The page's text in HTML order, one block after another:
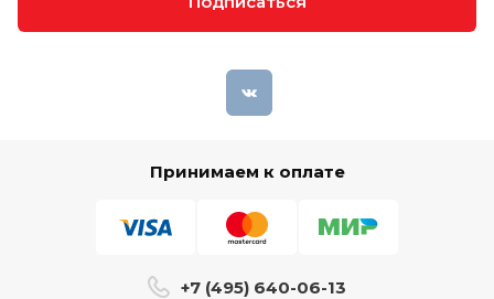
Принимаем к оплате
+7 (495) 640-06-13